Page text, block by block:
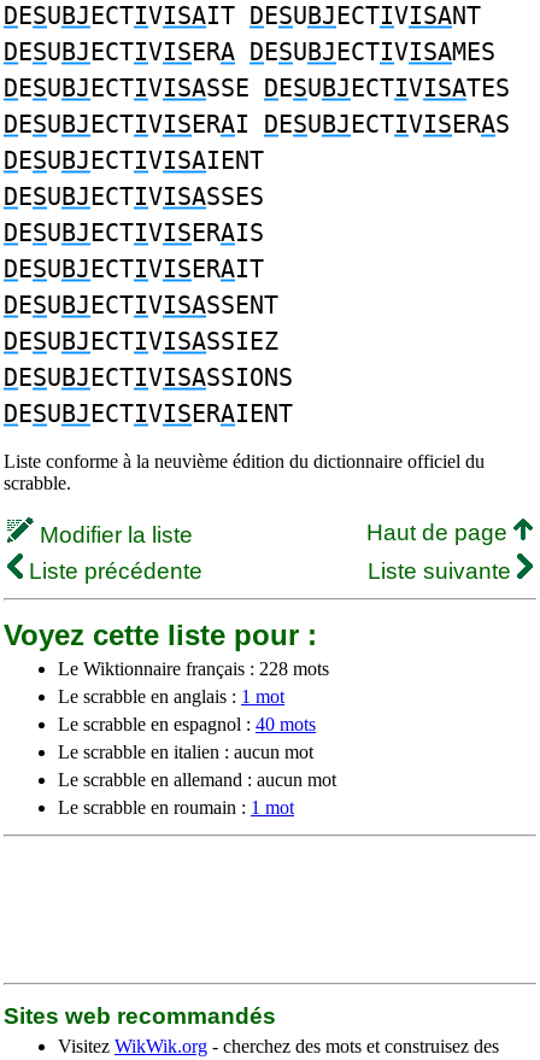
DESUBJECTIVISAIT DESUBJECTIVISANT
DESUBJECTIVISERA DESUBJECTIVISAMES
DESUBJECTIVISASSE DESUBJECTIVISATES
DESUBJECTIVISERAI DESUBJECTIVISERAS
DESUBJECTIVISAIENT
DESUBJECTIVISASSES
DESUBJECTIVISERAIS
DESUBJECTIVISERAIT
DESUBJECTIVISASSENT
DESUBJECTIVISASSIEZ
DESUBJECTIVISASSIONS
DESUBJECTIVISERAIENT
Liste conforme à la neuvième édition du dictionnaire officiel du
scrabble.
Modifier la liste
Haut de page
Liste précédente
Liste suivante
Voyez cette liste pour :
Le Wiktionnaire français : 228 mots
Le scrabble en anglais : 1 mot
Le scrabble en espagnol : 40 mots
Le scrabble en italien : aucun mot
Le scrabble en allemand : aucun mot
Le scrabble en roumain : 1 mot
Sites web recommandés
Visitez WikWik.org - cherchez des mots et construisez des